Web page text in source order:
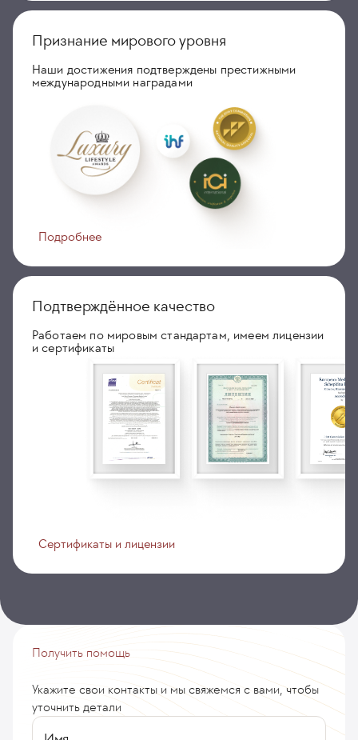
Признание мирового уровня
Наши достижения подтверждены престижными
международными наградами
Подробнее
Подтверждённое качество
Работаем по мировым стандартам, имеем лицензии
и сертификаты
Сертификаты и лицензии
Получить помощь
Укажите свои контакты и мы свяжемся с вами, чтобы
уточнить детали